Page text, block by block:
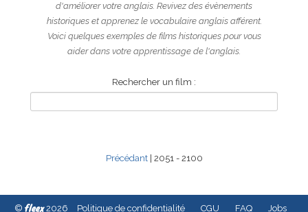
d'améliorer votre anglais. Revivez des évènements
historiques et apprenez le vocabulaire anglais afférent.
Voici quelques exemples de films historiques pour vous
aider dans votre apprentissage de l'anglais.
Rechercher un film :
Précédant| 2051 - 2100
© fleex2026 Politique de confidentialité CGU FAQ Jobs